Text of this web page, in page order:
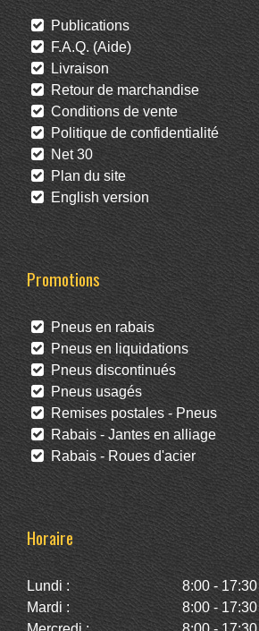
Publications
F.A.Q. (Aide)
Livraison
Retour de marchandise
Conditions de vente
Politique de confidentialité
Net 30
Plan du site
English version
Promotions
Pneus en rabais
Pneus en liquidations
Pneus discontinués
Pneus usagés
Remises postales - Pneus
Rabais - Jantes en alliage
Rabais - Roues d'acier
Horaire
Lundi :
8:00 - 17:30
Mardi :
8:00 - 17:30